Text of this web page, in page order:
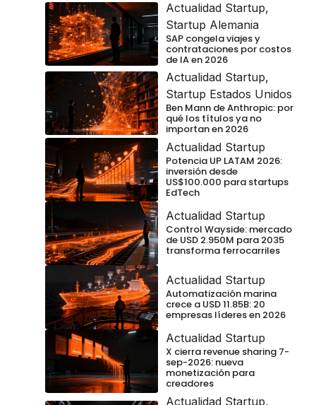
Actualidad Startup,
Startup Alemania
SAP congela viajes y
contrataciones por costos
de IA en 2026
Actualidad Startup,
Startup Estados Unidos
Ben Mann de Anthropic: por
qué los títulos ya no
importan en 2026
Actualidad Startup
Potencia UP LATAM 2026:
inversión desde
US$100.000 para startups
EdTech
Actualidad Startup
Control Wayside: mercado
de USD 2.950M para 2035
transforma ferrocarriles
Actualidad Startup
Automatización marina
crece a USD 11.85B: 20
empresas líderes en 2026
Actualidad Startup
X cierra revenue sharing 7-
sep-2026: nueva
monetización para
creadores
Actualidad Startup,